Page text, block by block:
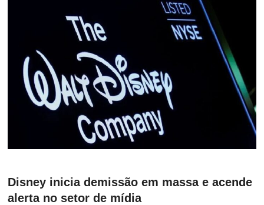
Disney inicia demissão em massa e acende
alerta no setor de mídia